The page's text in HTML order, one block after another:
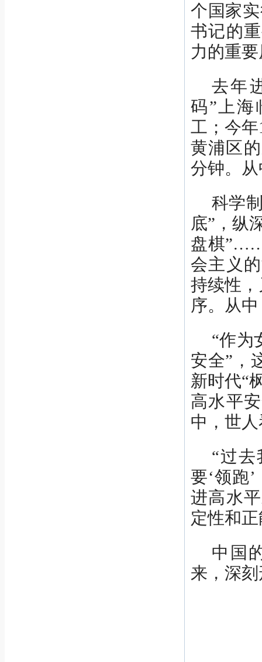
个国家
书记的
力的重
去年
码”上海
工；今
黄浦区
分钟。
科学
底”，纵
盘棋”……
会主义
持续性
序。从
“作为
安全”，
新时代“
高水平
中，世
“过
要‘领跑
进高水
定性和
中国
来，深